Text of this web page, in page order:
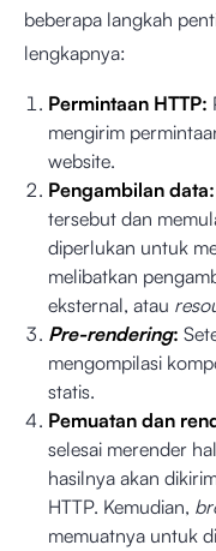
beberapa langkah
lengkapnya:
Permintaan HTTP:
mengirim
website.
Pengambilan data:
tersebut dan
diperlukan untuk
melibatkan
eksternal, atau
Pre-rendering:
mengompilasi
statis.
Pemuatan dan
selesai merender
hasilnya akan
HTTP. Kemudian,
memuatnya untuk